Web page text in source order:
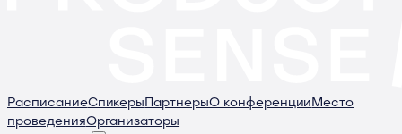
РасписаниеСпикеры ПартнерыО конференции Место
проведенияОрганизаторы